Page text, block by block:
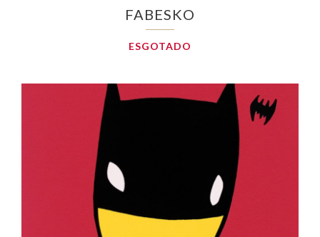
FABESKO
ESGOTADO